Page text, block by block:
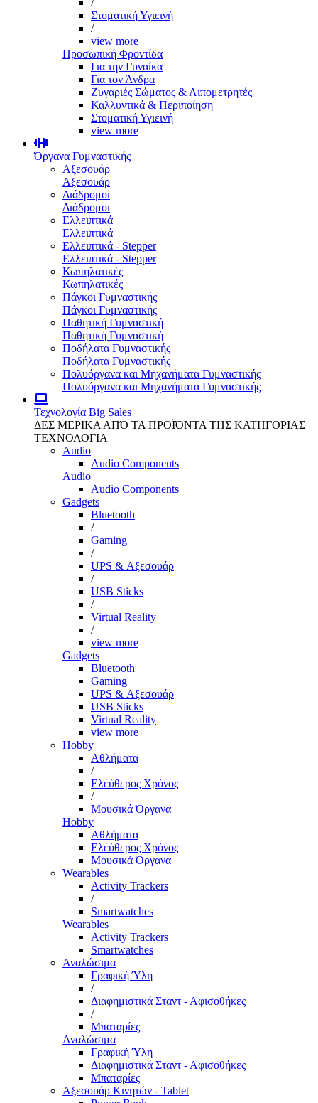
/
Στοματική Υγιεινή
/
view more
Προσωπική Φροντίδα
Για την Γυναίκα
Για τον Άνδρα
Ζυγαριές Σώματος & Λιπομετρητές
Καλλυντικά & Περιποίηση
Στοματική Υγιεινή
view more
Όργανα Γυμναστικής
Αξεσουάρ
Αξεσουάρ
Διάδρομοι
Διάδρομοι
Ελλειπτικά
Ελλειπτικά
Ελλειπτικά - Stepper
Ελλειπτικά - Stepper
Κωπηλατικές
Κωπηλατικές
Πάγκοι Γυμναστικής
Πάγκοι Γυμναστικής
Παθητική Γυμναστική
Παθητική Γυμναστική
Ποδήλατα Γυμναστικής
Ποδήλατα Γυμναστικής
Πολυόργανα και Μηχανήματα Γυμναστικής
Πολυόργανα και Μηχανήματα Γυμναστικής
Τεχνολογία Big Sales
ΔΕΣ ΜΕΡΙΚΑ ΑΠΌ ΤΑ ΠΡΟΪΌΝΤΑ ΤΗΣ ΚΑΤΗΓΟΡΙΑΣ
ΤΕΧΝΟΛΟΓΙΑ
Audio
Audio Components
Audio
Audio Components
Gadgets
Bluetooth
/
Gaming
/
UPS & Αξεσουάρ
/
USB Sticks
/
Virtual Reality
/
view more
Gadgets
Bluetooth
Gaming
UPS & Αξεσουάρ
USB Sticks
Virtual Reality
view more
Hobby
Αθλήματα
/
Ελεύθερος Χρόνος
/
Μουσικά Όργανα
Hobby
Αθλήματα
Ελεύθερος Χρόνος
Μουσικά Όργανα
Wearables
Activity Trackers
/
Smartwatches
Wearables
Activity Trackers
Smartwatches
Αναλώσιμα
Γραφική Ύλη
/
Διαφημιστικά Σταντ - Αφισοθήκες
/
Μπαταρίες
Αναλώσιμα
Γραφική Ύλη
Διαφημιστικά Σταντ - Αφισοθήκες
Μπαταρίες
Αξεσουάρ Κινητών - Tablet